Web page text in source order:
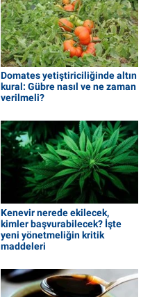
Domates yetiştiriciliğinde altın
kural: Gübre nasıl ve ne zaman
verilmeli?
Kenevir nerede ekilecek,
kimler başvurabilecek? İşte
yeni yönetmeliğin kritik
maddeleri